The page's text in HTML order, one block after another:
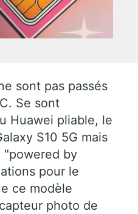
sont pas passés
Se sont
Huawei pliable, le
S10 5G mais
"powered by
pour le
ce modèle
photo de